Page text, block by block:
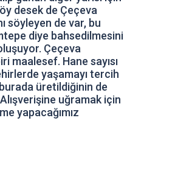
desek de Çeçeva
söyleyen de var, bu
diye bahsedilmesini
Çeçeva
maalesef. Hane sayısı
yaşamayı tercih
üretildiğinin de
uğramak için
yapacağımız